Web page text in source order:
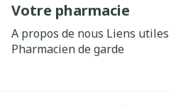
Votre pharmacie
A propos de nous Liens utiles
Pharmacien de garde